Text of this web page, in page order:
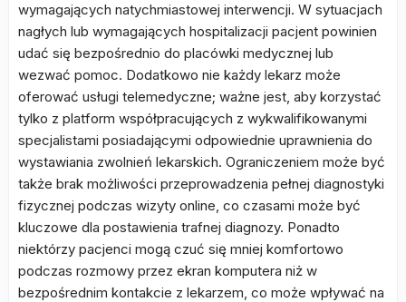
wymagających natychmiastowej interwencji. W sytuacjach
nagłych lub wymagających hospitalizacji pacjent powinien
udać się bezpośrednio do placówki medycznej lub
wezwać pomoc. Dodatkowo nie każdy lekarz może
oferować usługi telemedyczne; ważne jest, aby korzystać
tylko z platform współpracujących z wykwalifikowanymi
specjalistami posiadającymi odpowiednie uprawnienia do
wystawiania zwolnień lekarskich. Ograniczeniem może być
także brak możliwości przeprowadzenia pełnej diagnostyki
fizycznej podczas wizyty online, co czasami może być
kluczowe dla postawienia trafnej diagnozy. Ponadto
niektórzy pacjenci mogą czuć się mniej komfortowo
podczas rozmowy przez ekran komputera niż w
bezpośrednim kontakcie z lekarzem, co może wpływać na